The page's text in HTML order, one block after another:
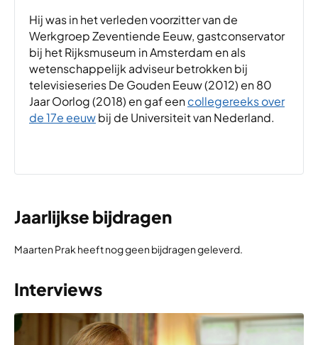
Hij was in het verleden voorzitter van de
Werkgroep Zeventiende Eeuw, gastconservator
bij het Rijksmuseum in Amsterdam en als
wetenschappelijk adviseur betrokken bij
televisieseries De Gouden Eeuw (2012) en 80
Jaar Oorlog (2018) en gaf eencollegereeks over
de 17e eeuwbij de Universiteit van Nederland.
Jaarlijkse bijdragen
Maarten Prak heeft nog geen bijdragen geleverd.
Interviews